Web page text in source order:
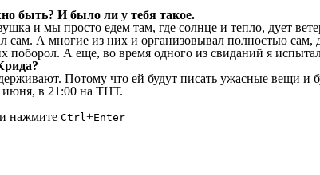
быть? И было ли у тебя такое.
и мы просто едем там, где солнце и тепло, дует
сам. А многие из них и организовывал полностью
поборол. А еще, во время одного из свиданий я
Потому что ей будут писать ужасные вещи и
июня, в 21:00 на ТНТ.
нажмите Ctrl+Enter